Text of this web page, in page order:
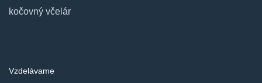
kočovný včelár
Vzdelávame